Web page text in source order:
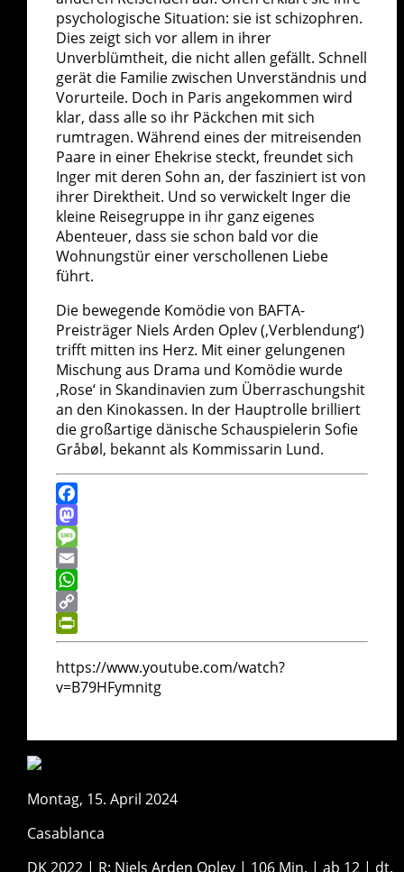
psychologische Situation: sie ist schizophren.
Dies zeigt sich vor allem in ihrer
Unverblümtheit, die nicht allen gefällt. Schnell
gerät die Familie zwischen Unverständnis und
Vorurteile. Doch in Paris angekommen wird
klar, dass alle so ihr Päckchen mit sich
rumtragen. Während eines der mitreisenden
Paare in einer Ehekrise steckt, freundet sich
Inger mit deren Sohn an, der fasziniert ist von
ihrer Direktheit. Und so verwickelt Inger die
kleine Reisegruppe in ihr ganz eigenes
Abenteuer, dass sie schon bald vor die
Wohnungstür einer verschollenen Liebe
führt.
Die bewegende Komödie von BAFTA-
Preisträger Niels Arden Oplev (‚Verblendung‘)
trifft mitten ins Herz. Mit einer gelungenen
Mischung aus Drama und Komödie wurde
‚Rose‘ in Skandinavien zum Überraschungshit
an den Kinokassen. In der Hauptrolle brilliert
die großartige dänische Schauspielerin Sofie
Gråbøl, bekannt als Kommissarin Lund.
Facebook
Mastodon
Message
Email
WhatsApp
Copy
Link
PrintFriendly
https://www.youtube.com/watch?
v=B79HFymnitg
Montag, 15. April 2024
Casablanca
DK 2022 | R: Niels Arden Oplev | 106 Min. | ab 12 | dt.